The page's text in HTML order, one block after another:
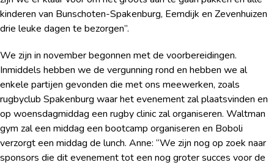
kinderen van Bunschoten-Spakenburg, Eemdijk en Zevenhuizen
drie leuke dagen te bezorgen”.
We zijn in november begonnen met de voorbereidingen.
Inmiddels hebben we de vergunning rond en hebben we al
enkele partijen gevonden die met ons meewerken, zoals
rugbyclub Spakenburg waar het evenement zal plaatsvinden en
op woensdagmiddag een rugby clinic zal organiseren. Waltman
gym zal een middag een bootcamp organiseren en Boboli
verzorgt een middag de lunch. Anne: “We zijn nog op zoek naar
sponsors die dit evenement tot een nog groter succes voor de